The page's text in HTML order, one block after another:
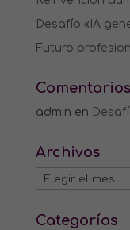
Desafío «IA
Futuro
admin en
Archivos
Archivos
Categorías